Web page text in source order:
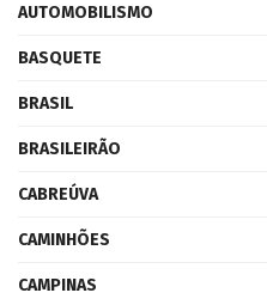
AUTOMOBILISMO
BASQUETE
BRASIL
BRASILEIRÃO
CABREÚVA
CAMINHÕES
CAMPINAS